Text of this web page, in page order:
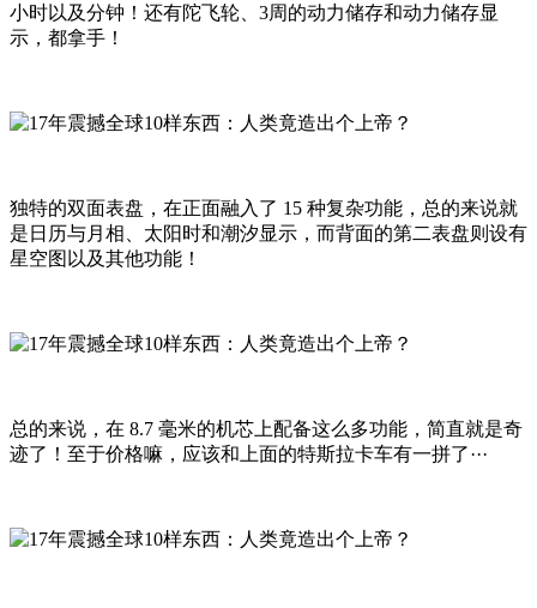
小时以及分钟！还有陀飞轮、3周的动力储存和动力储存显
示，都拿手！
独特的双面表盘，在正面融入了 15 种复杂功能，总的来说就
是日历与月相、太阳时和潮汐显示，而背面的第二表盘则设有
星空图以及其他功能！
总的来说，在 8.7 毫米的机芯上配备这么多功能，简直就是奇
迹了！至于价格嘛，应该和上面的特斯拉卡车有一拼了···